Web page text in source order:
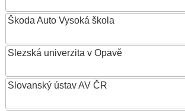
Škoda Auto Vysoká škola
Slezská univerzita v Opavě
Slovanský ústav AV ČR